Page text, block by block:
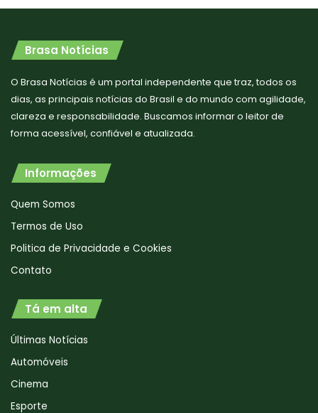
Brasa Notícias
O Brasa Notícias é um portal independente que traz, todos os
dias, as principais notícias do Brasil e do mundo com agilidade,
clareza e responsabilidade. Buscamos informar o leitor de
forma acessível, confiável e atualizada.
Informações
Quem Somos
Termos de Uso
Politica de Privacidade e Cookies
Contato
Tá em alta
Últimas Notícias
Automóveis
Cinema
Esporte